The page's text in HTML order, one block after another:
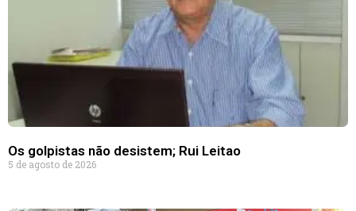
Os golpistas não desistem; Rui Leitao
5 de agosto de 2026